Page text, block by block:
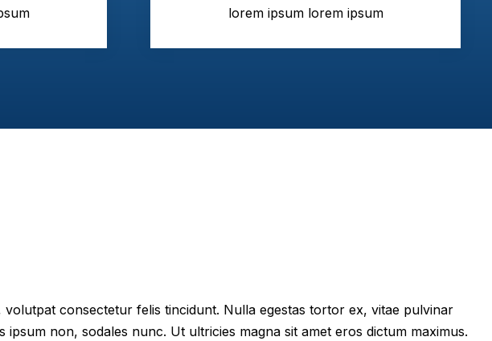
lorem ipsum lorem ipsum
consectetur felis tincidunt. Nulla egestas tortor ex, vitae pulvinar
non, sodales nunc. Ut ultricies magna sit amet eros dictum maximus.